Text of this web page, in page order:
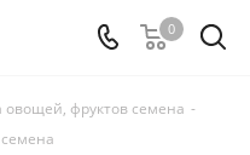
0
овощей, фруктов семена -